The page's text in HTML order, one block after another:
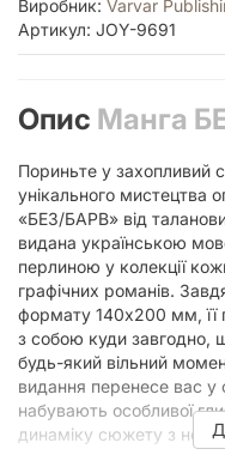
Виробник: Varvar
Артикул: JOY-9691
Опис Манга
Пориньте у захопливий
унікального мистецтва
«БЕЗ/БАРВ» від
видана українською
перлиною у колекції
графічних романів.
формату 140х200 мм, її
з собою куди завгодно,
будь-який вільний
видання перенесе вас у
набувають особливої
динаміку сюжету з